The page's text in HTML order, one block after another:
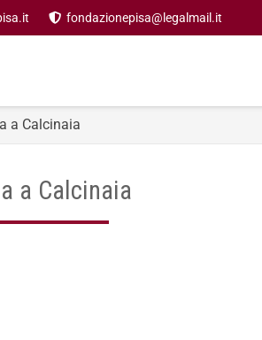
fondazionepisa@legalmail.it
a Calcinaia
a Calcinaia